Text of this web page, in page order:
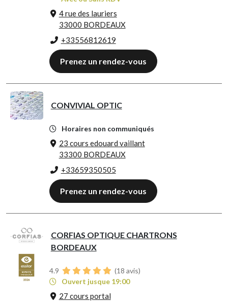
4 rue des lauriers
33000 BORDEAUX
+33556812619
Prenez un rendez-vous
CONVIVIAL OPTIC
Horaires non communiqués
23 cours edouard vaillant
33300 BORDEAUX
+33659350505
Prenez un rendez-vous
CORFIAS OPTIQUE CHARTRONS
BORDEAUX
4.9 (18 avis)
Ouvert jusque 19:00
27 cours portal